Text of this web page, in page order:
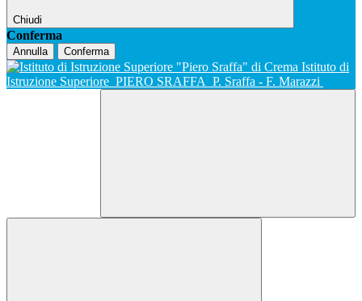
Chiudi
Conferma
Annulla Conferma
Istituto di
Istruzione Superiore PIERO SRAFFA P. Sraffa - F. Marazzi